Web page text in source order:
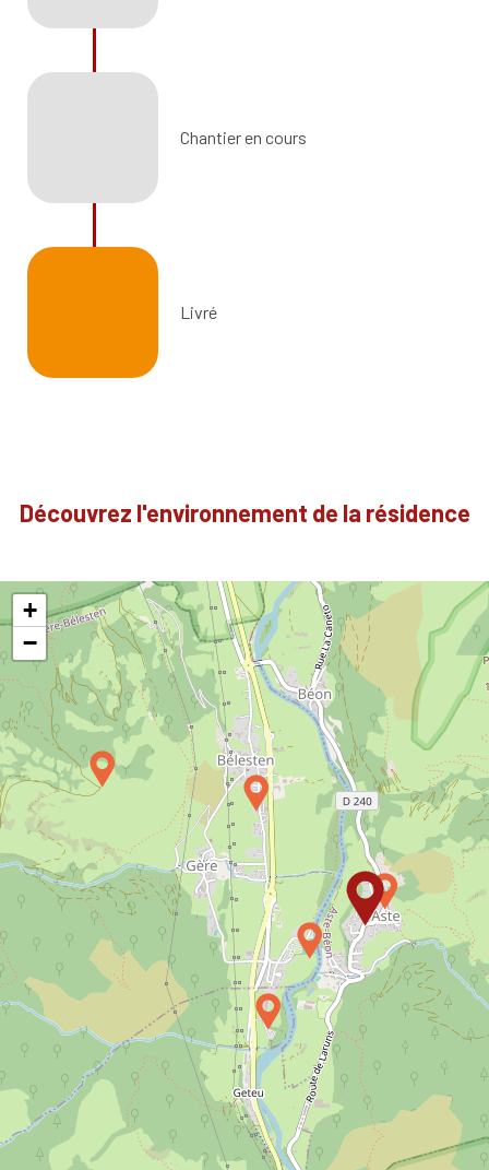
Chantier en cours
Livré
Découvrez l'environnement de la résidence
+
−